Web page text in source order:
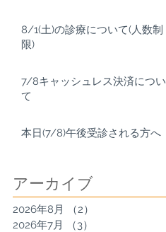
8/1(土)の診療について(人数制
限)
7/8キャッシュレス決済につい
て
本日(7/8)午後受診される方へ
アーカイブ
2026年8月 （2）
2026年7月
（3）